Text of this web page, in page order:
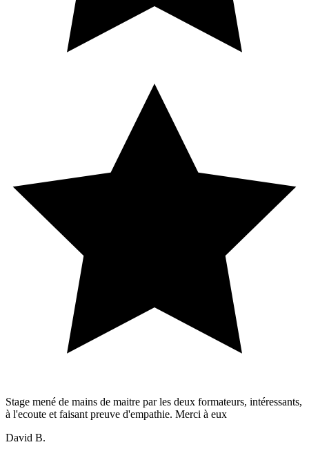
Stage mené de mains de maitre par les deux formateurs, intéressants,
à l'ecoute et faisant preuve d'empathie. Merci à eux
David B.